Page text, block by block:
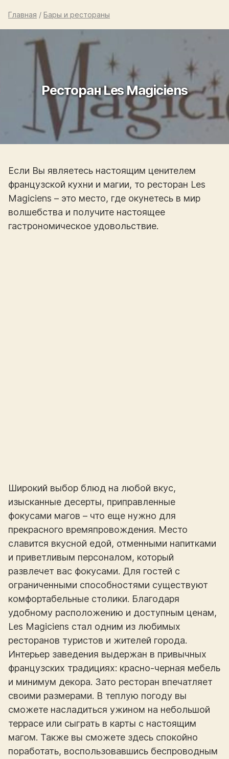
Главная / Бары и рестораны
Ресторан Les Magiciens
Если Вы являетесь настоящим ценителем
французской кухни и магии, то ресторан Les
Magiciens – это место, где окунетесь в мир
волшебства и получите настоящее
гастрономическое удовольствие.
Широкий выбор блюд на любой вкус,
изысканные десерты, приправленные
фокусами магов – что еще нужно для
прекрасного времяпровождения. Место
славится вкусной едой, отменными напитками
и приветливым персоналом, который
развлечет вас фокусами. Для гостей с
ограниченными способностями существуют
комфортабельные столики. Благодаря
удобному расположению и доступным ценам,
Les Magiciens стал одним из любимых
ресторанов туристов и жителей города.
Интерьер заведения выдержан в привычных
французских традициях: красно-черная мебель
и минимум декора. Зато ресторан впечатляет
своими размерами. В теплую погоду вы
сможете насладиться ужином на небольшой
террасе или сыграть в карты с настоящим
магом. Также вы сможете здесь спокойно
поработать, воспользовавшись беспроводным